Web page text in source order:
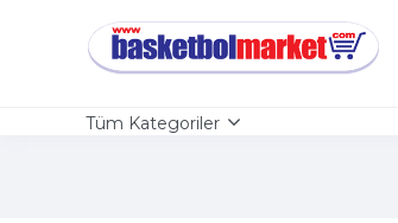
Tüm Kategoriler